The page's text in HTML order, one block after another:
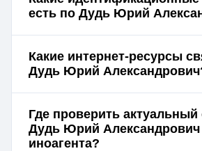
есть по Дудь Юрий
Какие интернет-ресурсы
Дудь Юрий
Где проверить актуальный
Дудь Юрий Александрович
иноагента?